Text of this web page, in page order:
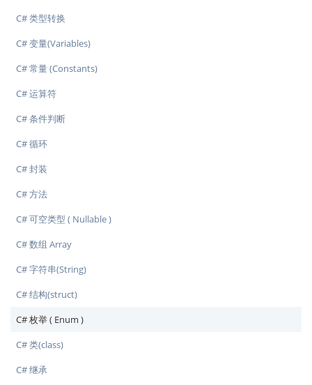
C# 类型转换
C# 变量(Variables)
C# 常量 (Constants)
C# 运算符
C# 条件判断
C# 循环
C# 封装
C# 方法
C# 可空类型 ( Nullable )
C# 数组 Array
C# 字符串(String)
C# 结构(struct)
C# 枚举 ( Enum )
C# 类(class)
C# 继承